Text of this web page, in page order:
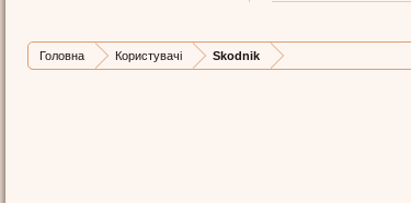
Головна Користувачі Skodnik